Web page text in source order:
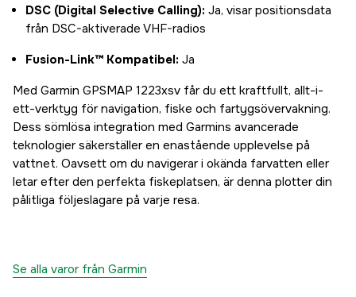
DSC (Digital Selective Calling): Ja, visar positionsdata
från DSC-aktiverade VHF-radios
Fusion-Link™ Kompatibel: Ja
Med Garmin GPSMAP 1223xsv får du ett kraftfullt, allt-i-
ett-verktyg för navigation, fiske och fartygsövervakning.
Dess sömlösa integration med Garmins avancerade
teknologier säkerställer en enastående upplevelse på
vattnet. Oavsett om du navigerar i okända farvatten eller
letar efter den perfekta fiskeplatsen, är denna plotter din
pålitliga följeslagare på varje resa.
Se alla varor från Garmin